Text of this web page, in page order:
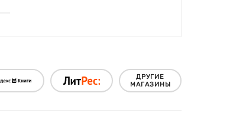
ДРУГИЕ
МАГАЗИНЫ